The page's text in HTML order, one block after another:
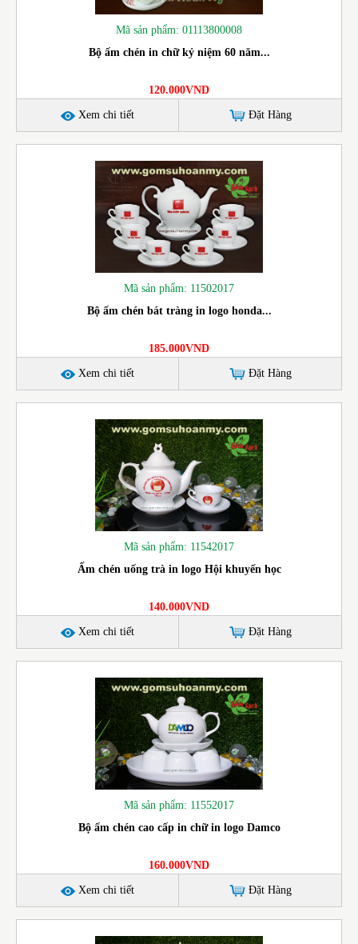
Mã sản phẩm: 01113800008
Bộ ấm chén in chữ kỷ niệm 60 năm...
120.000VND
Xem chi tiết Đặt Hàng
Mã sản phẩm: 11502017
Bộ ấm chén bát tràng in logo honda...
185.000VND
Xem chi tiết Đặt Hàng
Mã sản phẩm: 11542017
Ấm chén uống trà in logo Hội khuyến học
140.000VND
Xem chi tiết Đặt Hàng
Mã sản phẩm: 11552017
Bộ ấm chén cao cấp in chữ in logo Damco
160.000VND
Xem chi tiết Đặt Hàng